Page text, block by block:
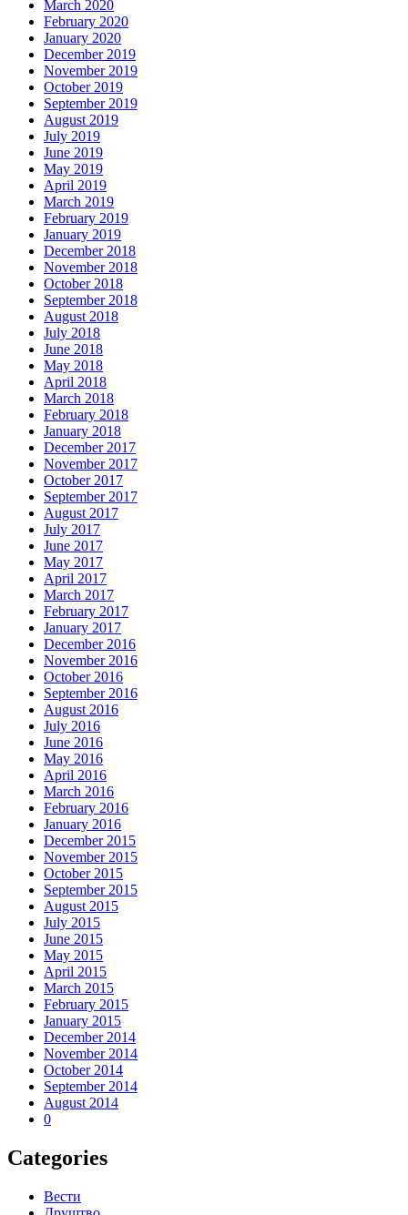
March 2020
February 2020
January 2020
December 2019
November 2019
October 2019
September 2019
August 2019
July 2019
June 2019
May 2019
April 2019
March 2019
February 2019
January 2019
December 2018
November 2018
October 2018
September 2018
August 2018
July 2018
June 2018
May 2018
April 2018
March 2018
February 2018
January 2018
December 2017
November 2017
October 2017
September 2017
August 2017
July 2017
June 2017
May 2017
April 2017
March 2017
February 2017
January 2017
December 2016
November 2016
October 2016
September 2016
August 2016
July 2016
June 2016
May 2016
April 2016
March 2016
February 2016
January 2016
December 2015
November 2015
October 2015
September 2015
August 2015
July 2015
June 2015
May 2015
April 2015
March 2015
February 2015
January 2015
December 2014
November 2014
October 2014
September 2014
August 2014
0
Categories
Вести